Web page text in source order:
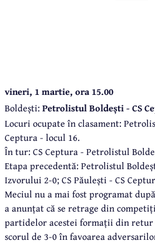
vineri, 1 martie, ora 15.00
Boldești: Petrolistul Boldești - CS
Locuri ocupate în clasament:
Ceptura - locul 16.
În tur: CS Ceptura - Petrolistul
Etapa precedentă: Petrolistul
Izvorului 2-0; CS Păulești - CS
Meciul nu a mai fost programat
a anunțat că se retrage din
partidelor acestei formații din retur
scorul de 3-0 în favoarea